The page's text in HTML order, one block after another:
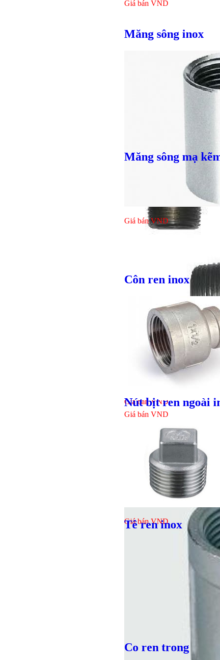
Bulong
Giá bán VND
Giá bánVND
Măng sông inox
Giá bánVND
Măng sông mạ
Côn ren inox
Giá bán VND
Nút bịt ren ngoài
Giá bánVND
Tê ren inox
Co ren trong